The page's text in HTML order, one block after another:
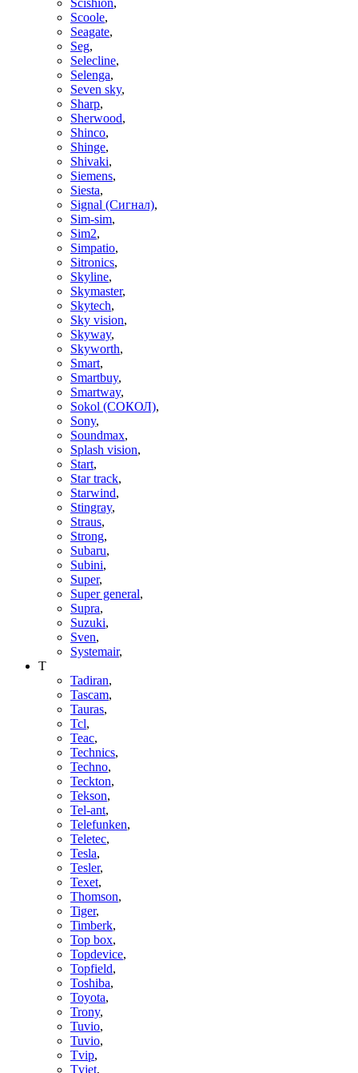
Scoole,
Seagate,
Seg,
Selecline,
Selenga,
Seven sky,
Sharp,
Sherwood,
Shinco,
Shinge,
Shivaki,
Siemens,
Siesta,
Signal (Сигнал),
Sim-sim,
Sim2,
Simpatio,
Sitronics,
Skyline,
Skymaster,
Skytech,
Sky vision,
Skyway,
Skyworth,
Smart,
Smartbuy,
Smartway,
Sokol (СОКОЛ),
Sony,
Soundmax,
Splash vision,
Start,
Star track,
Starwind,
Stingray,
Straus,
Strong,
Subaru,
Subini,
Super,
Super general,
Supra,
Suzuki,
Sven,
Systemair,
T
Tadiran,
Tascam,
Tauras,
Tcl,
Teac,
Technics,
Techno,
Teckton,
Tekson,
Tel-ant,
Telefunken,
Teletec,
Tesla,
Tesler,
Texet,
Thomson,
Tiger,
Timberk,
Top box,
Topdevice,
Topfield,
Toshiba,
Toyota,
Trony,
Tuvio,
Tuvio,
Tvip,
Tvjet,